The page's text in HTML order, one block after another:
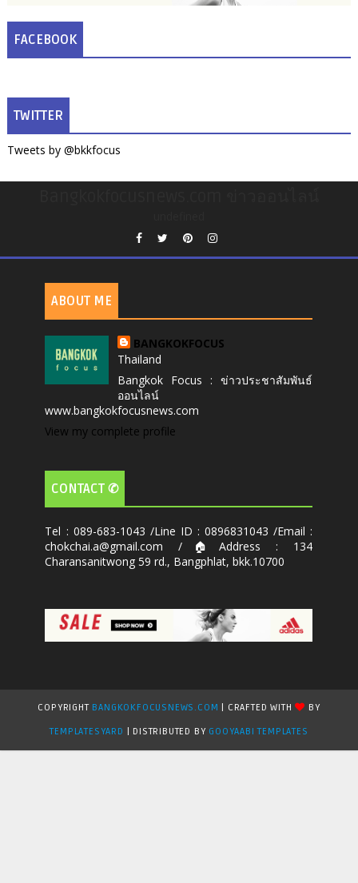
FACEBOOK
TWITTER
Tweets by @bkkfocus
ABOUT ME
BANGKOKFOCUS
Thailand
Bangkok Focus : ข่าวประชาสัมพันธ์
ออนไลน์
www.bangkokfocusnews.com
View my complete profile
CONTACT ✆
Tel : 089-683-1043 /Line ID : 0896831043 /Email :
chokchai.a@gmail.com /🏠Address : 134
Charansanitwong 59 rd., Bangphlat, bkk.10700
COPYRIGHT BANGKOKFOCUSNEWS.COM | CRAFTED WITH
BY
TEMPLATESYARD
| DISTRIBUTED BY GOOYAABI TEMPLATES